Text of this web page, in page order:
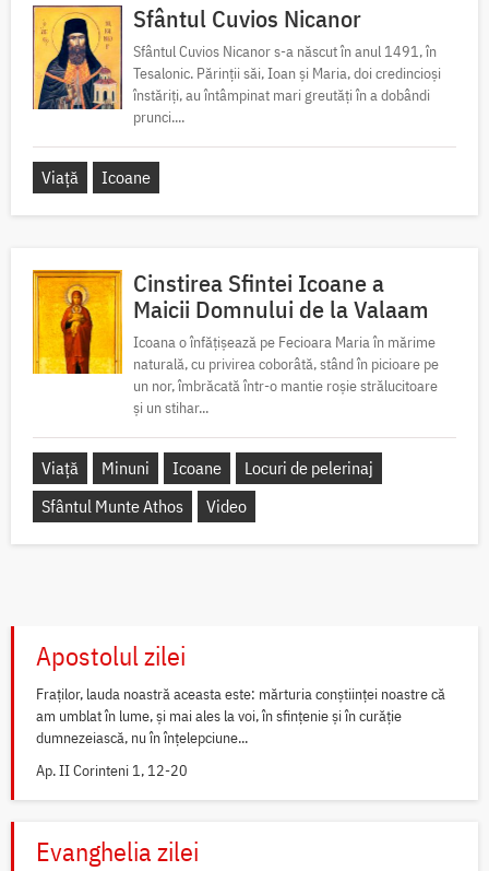
Sfântul Cuvios Nicanor
Sfântul Cuvios Nicanor s-a născut în anul 1491, în
Tesalonic. Părinții săi, Ioan și Maria, doi credincioși
înstăriți, au întâmpinat mari greutăți în a dobândi
prunci....
Viață Icoane
Cinstirea Sfintei Icoane a
Maicii Domnului de la Valaam
Icoana o înfățișează pe Fecioara Maria în mărime
naturală, cu privirea coborâtă, stând în picioare pe
un nor, îmbrăcată într-o mantie roșie strălucitoare
și un stihar...
Viață Minuni Icoane
Locuri de pelerinaj
Sfântul Munte Athos
Video
Apostolul zilei
Fraților, lauda noastră aceasta este: mărturia conștiinței noastre că
am umblat în lume, și mai ales la voi, în sfințenie și în curăție
dumnezeiască, nu în înțelepciune...
Ap. II Corinteni 1, 12-20
Evanghelia zilei